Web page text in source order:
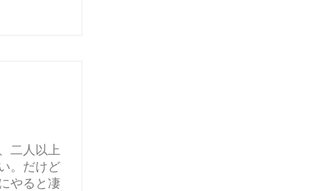
二人以上
。だけど
やると凄